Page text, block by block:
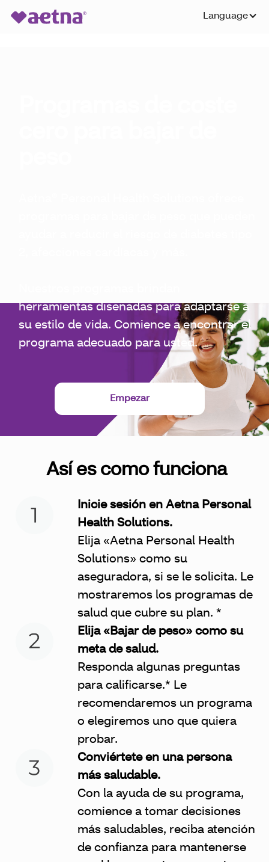
Language
herramientas diseñadas para adaptarse a
su estilo de vida. Comience a encontrar el
programa adecuado para usted.
Empezar
Así es como funciona
Inicie sesión en Aetna Personal
Health Solutions.
Elija «Aetna Personal Health
Solutions» como su
aseguradora, si se le solicita. Le
mostraremos los programas de
salud que cubre su plan. *
Elija «Bajar de peso» como su
meta de salud.
Responda algunas preguntas
para calificarse.* Le
recomendaremos un programa
o elegiremos uno que quiera
probar.
Conviértete en una persona
más saludable.
Con la ayuda de su programa,
comience a tomar decisiones
más saludables, reciba atención
de confianza para mantenerse